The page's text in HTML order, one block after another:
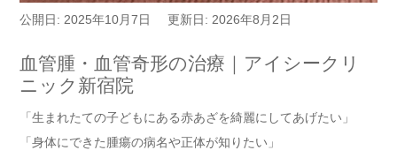
公開日: 2025年10月7日 更新日: 2026年8月2日
血管腫・血管奇形の治療｜アイシークリ
ニック新宿院
「生まれたての子どもにある赤あざを綺麗にしてあげたい」
「身体にできた腫瘍の病名や正体が知りたい」